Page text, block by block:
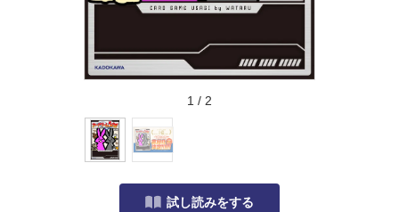
1 / 2
試し読みをする